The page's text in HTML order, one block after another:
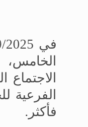
فأكثر .